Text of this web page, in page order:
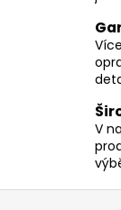
V